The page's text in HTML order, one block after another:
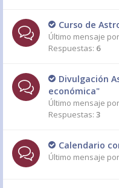
Curso de
Último mensaje por
Respuestas: 6
Divulgación
económica"
Último mensaje por
Respuestas: 3
Calendario
Último mensaje por